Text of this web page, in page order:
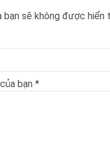
bạn sẽ không được hiển
bạn *